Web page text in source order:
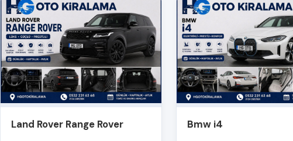
Land Rover Range Rover Bmw i4